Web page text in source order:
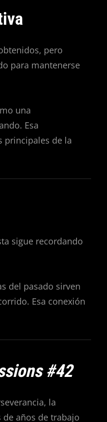
pero
para mantenerse
una
Esa
principales de la
sigue recordando
del pasado sirven
Esa conexión
#42
la
años de trabajo